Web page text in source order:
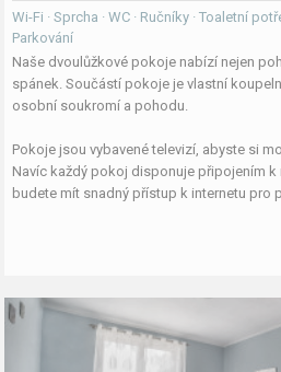
Wi-Fi · Sprcha · WC · Ručníky · Toaletní
Parkování
Naše dvoulůžkové pokoje nabízí nejen
spánek. Součástí pokoje je vlastní
osobní soukromí a pohodu.
Pokoje jsou vybavené televizí, abyste si
Navíc každý pokoj disponuje připojením k
budete mít snadný přístup k internetu pro